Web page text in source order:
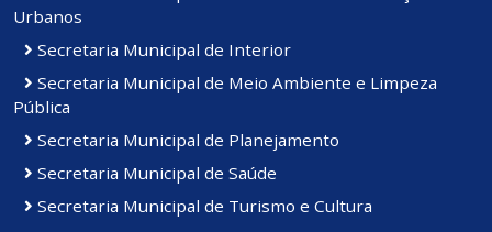
Urbanos
Secretaria Municipal de Interior
Secretaria Municipal de Meio Ambiente e Limpeza
Pública
Secretaria Municipal de Planejamento
Secretaria Municipal de Saúde
Secretaria Municipal de Turismo e Cultura